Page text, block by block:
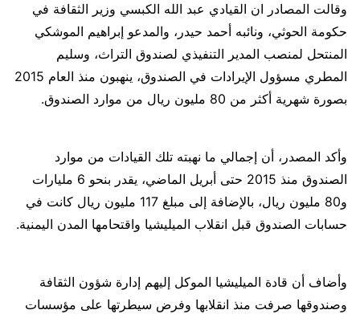
وقالت المصادر ان القيادي عبد الله الكبسي وزير الثقافة في
حكومة الحوثي، ونائبه أحمد حيدر، والمدعو إبراهيم الموشكي
المنتحل لمنصب المدير التنفيذي لصندوق التراث، وسليم
المطري مسؤول الإيرادات في الصندوق، ينهبون منذ العام 2015
بصورة شهرية أكثر من 80 مليون ريال من موارد الصندوق.
وأكد المصدر، أن إجمالي ما نهبته تلك القيادات من موارد
الصندوق منذ 2015 حتى أبريل الماضي، يقدر بنحو 6 مليارات
و80 مليون ريال، بالإضافة إلى مبلغ 117 مليون ريال كانت في
حسابات الصندوق قبل انقلاب الميليشيا واقتحامها المدن اليمنية.
وأضاف أن قادة الميليشيا الموكل إليهم إدارة شؤون الثقافة
وصندوقها صرفت منذ انقلابها وفرض سيطرتها على مؤسسات